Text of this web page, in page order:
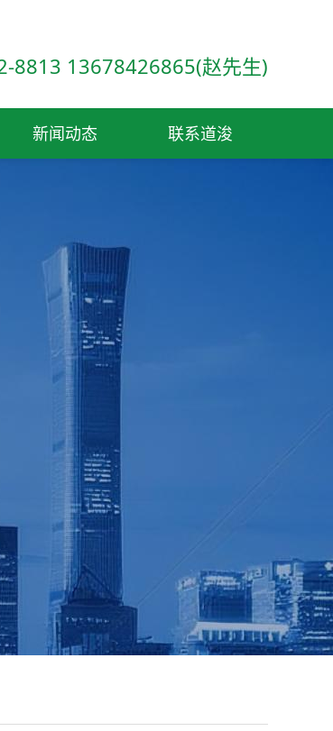
8813 13678426865(赵先生)
新闻动态 联系道浚
8813 13678426865(赵先生)
新闻动态 联系道浚